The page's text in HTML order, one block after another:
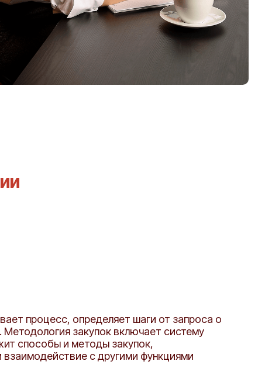
процесс, определяет шаги от запроса о
Методология закупок включает систему
способы и методы закупок,
взаимодействие с другими функциями